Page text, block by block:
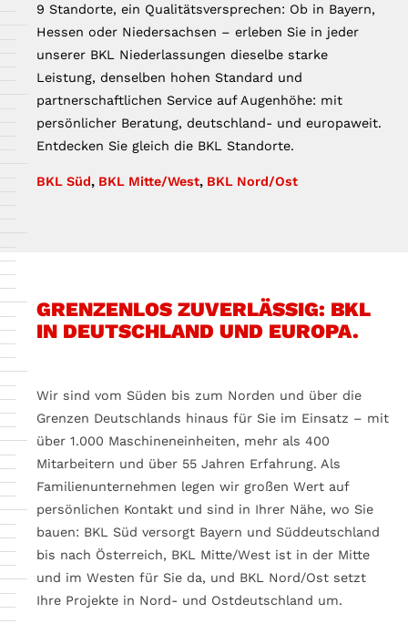
9 Standorte, ein Qualitätsversprechen: Ob in Bayern,
Hessen oder Niedersachsen – erleben Sie in jeder
unserer BKL Niederlassungen dieselbe starke
Leistung, denselben hohen Standard und
partnerschaftlichen Service auf Augenhöhe: mit
persönlicher Beratung, deutschland- und europaweit.
Entdecken Sie gleich die BKL Standorte.
BKL Süd, BKL Mitte/West, BKL Nord/Ost
GRENZENLOS ZUVERLÄSSIG: BKL
IN DEUTSCHLAND UND EUROPA.
Wir sind vom Süden bis zum Norden und über die
Grenzen Deutschlands hinaus für Sie im Einsatz – mit
über 1.000 Maschineneinheiten, mehr als 400
Mitarbeitern und über 55 Jahren Erfahrung. Als
Familienunternehmen legen wir großen Wert auf
persönlichen Kontakt und sind in Ihrer Nähe, wo Sie
bauen: BKL Süd versorgt Bayern und Süddeutschland
bis nach Österreich, BKL Mitte/West ist in der Mitte
und im Westen für Sie da, und BKL Nord/Ost setzt
Ihre Projekte in Nord- und Ostdeutschland um.